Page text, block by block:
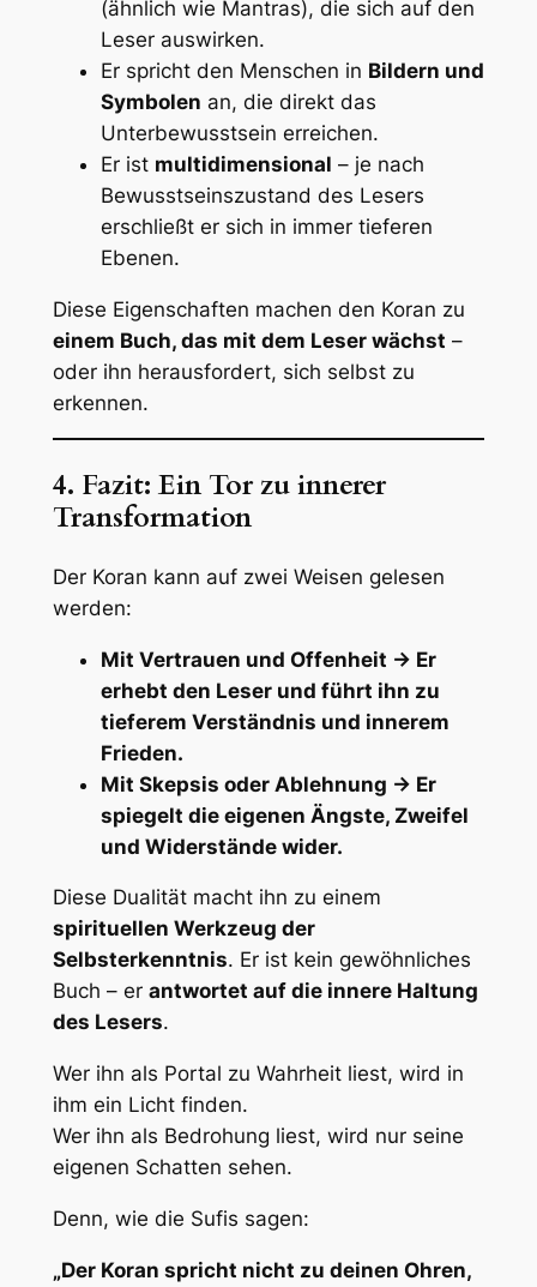
(ähnlich wie Mantras), die sich auf den
Leser auswirken.
Er spricht den Menschen in Bildern und
Symbolen an, die direkt das
Unterbewusstsein erreichen.
Er ist multidimensional – je nach
Bewusstseinszustand des Lesers
erschließt er sich in immer tieferen
Ebenen.
Diese Eigenschaften machen den Koran zu
einem Buch, das mit dem Leser wächst –
oder ihn herausfordert, sich selbst zu
erkennen.
4. Fazit: Ein Tor zu innerer
Transformation
Der Koran kann auf zwei Weisen gelesen
werden:
Mit Vertrauen und Offenheit → Er
erhebt den Leser und führt ihn zu
tieferem Verständnis und innerem
Frieden.
Mit Skepsis oder Ablehnung → Er
spiegelt die eigenen Ängste, Zweifel
und Widerstände wider.
Diese Dualität macht ihn zu einem
spirituellen Werkzeug der
Selbsterkenntnis. Er ist kein gewöhnliches
Buch – er antwortet auf die innere Haltung
des Lesers.
Wer ihn als Portal zu Wahrheit liest, wird in
ihm ein Licht finden.
Wer ihn als Bedrohung liest, wird nur seine
eigenen Schatten sehen.
Denn, wie die Sufis sagen:
„Der Koran spricht nicht zu deinen Ohren,